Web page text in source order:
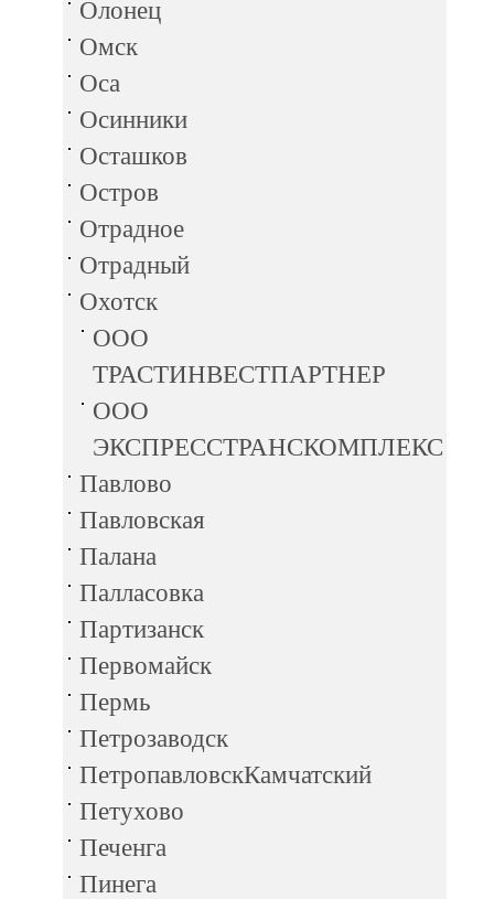
Олонец
Омск
Оса
Осинники
Осташков
Остров
Отрадное
Отрадный
Охотск
ООО
ТРАСТИНВЕСТПАРТНЕР
ООО
ЭКСПРЕССТРАНСКОМПЛЕКС
Павлово
Павловская
Палана
Палласовка
Партизанск
Первомайск
Пермь
Петрозаводск
ПетропавловскКамчатский
Петухово
Печенга
Пинега